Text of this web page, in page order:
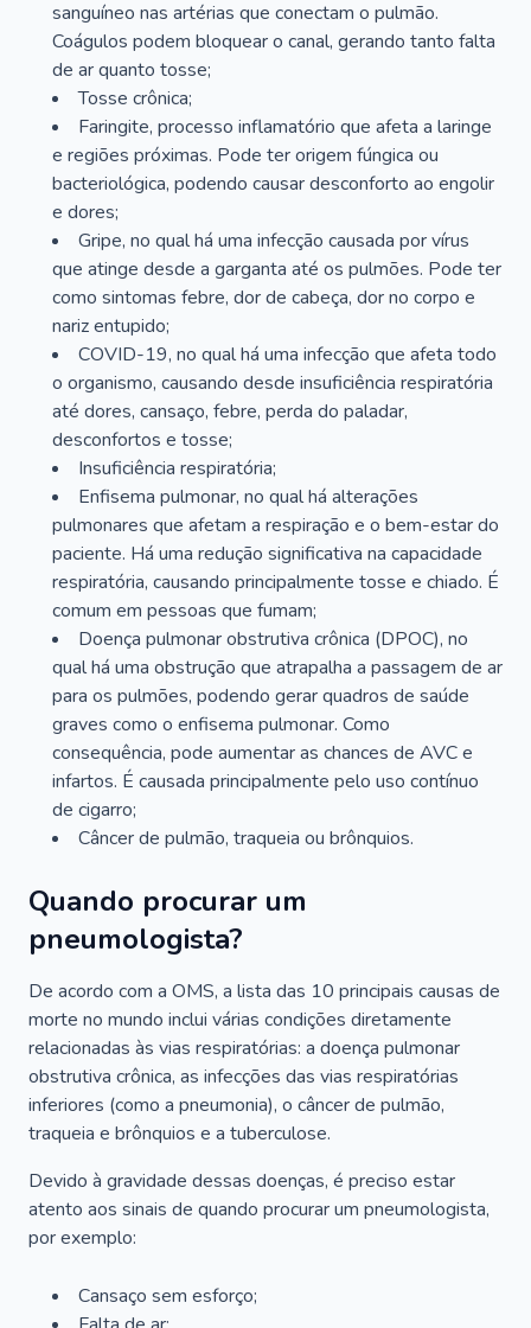
sanguíneo nas artérias que conectam o pulmão.
Coágulos podem bloquear o canal, gerando tanto falta
de ar quanto tosse;
Tosse crônica;
Faringite, processo inflamatório que afeta a laringe
e regiões próximas. Pode ter origem fúngica ou
bacteriológica, podendo causar desconforto ao engolir
e dores;
Gripe, no qual há uma infecção causada por vírus
que atinge desde a garganta até os pulmões. Pode ter
como sintomas febre, dor de cabeça, dor no corpo e
nariz entupido;
COVID-19, no qual há uma infecção que afeta todo
o organismo, causando desde insuficiência respiratória
até dores, cansaço, febre, perda do paladar,
desconfortos e tosse;
Insuficiência respiratória;
Enfisema pulmonar, no qual há alterações
pulmonares que afetam a respiração e o bem-estar do
paciente. Há uma redução significativa na capacidade
respiratória, causando principalmente tosse e chiado. É
comum em pessoas que fumam;
Doença pulmonar obstrutiva crônica (DPOC), no
qual há uma obstrução que atrapalha a passagem de ar
para os pulmões, podendo gerar quadros de saúde
graves como o enfisema pulmonar. Como
consequência, pode aumentar as chances de AVC e
infartos. É causada principalmente pelo uso contínuo
de cigarro;
Câncer de pulmão, traqueia ou brônquios.
Quando procurar um
pneumologista?
De acordo com a OMS, a lista das 10 principais causas de
morte no mundo inclui várias condições diretamente
relacionadas às vias respiratórias: a doença pulmonar
obstrutiva crônica, as infecções das vias respiratórias
inferiores (como a pneumonia), o câncer de pulmão,
traqueia e brônquios e a tuberculose.
Devido à gravidade dessas doenças, é preciso estar
atento aos sinais de quando procurar um pneumologista,
por exemplo:
Cansaço sem esforço;